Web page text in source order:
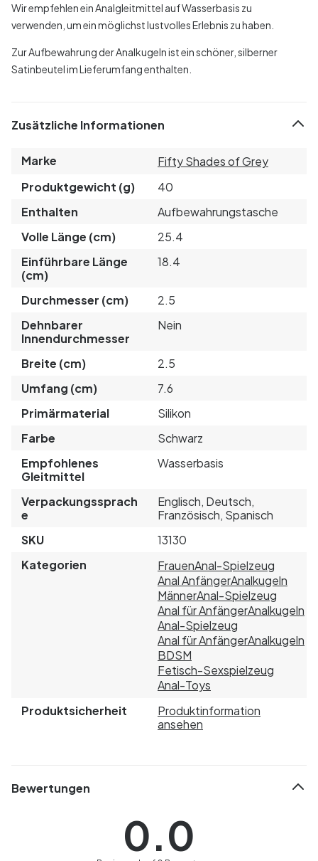
Wir empfehlen ein Analgleitmittel auf Wasserbasis zu
verwenden, um ein möglichst lustvolles Erlebnis zu haben.
Zur Aufbewahrung der Analkugeln ist ein schöner, silberner
Satinbeutel im Lieferumfang enthalten.
Zusätzliche Informationen
Marke
Fifty Shades of Grey
Produktgewicht (g)
40
Enthalten
Aufbewahrungstasche
Volle Länge (cm)
25.4
Einführbare Länge
(cm)
18.4
Durchmesser (cm)
2.5
Dehnbarer
Innendurchmesser
Nein
Breite (cm)
2.5
Umfang (cm)
7.6
Primärmaterial
Silikon
Farbe
Schwarz
Empfohlenes
Gleitmittel
Wasserbasis
Verpackungssprach
e
Englisch, Deutsch,
Französisch, Spanisch
SKU
13130
Kategorien
FrauenAnal-Spielzeug
Anal AnfängerAnalkugeln
MännerAnal-Spielzeug
Anal für AnfängerAnalkugeln
Anal-Spielzeug
Anal für AnfängerAnalkugeln
BDSM
Fetisch-Sexspielzeug
Anal-Toys
Produktsicherheit
Produktinformation
ansehen
Bewertungen
0.0